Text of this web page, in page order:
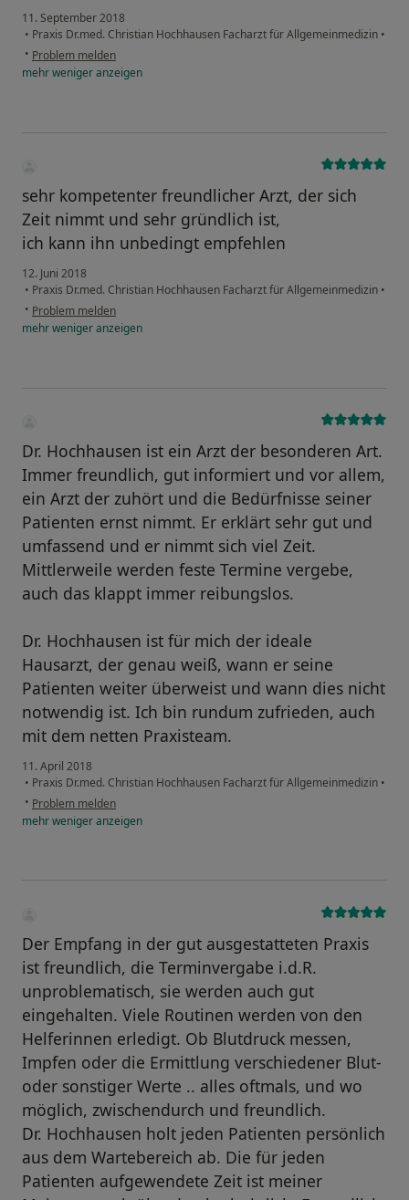
11. September 2018
• Praxis Dr.med. Christian Hochhausen Facharzt für Allgemeinmedizin •
• Problem melden
mehrwenigeranzeigen
sehr kompetenter freundlicher Arzt, der sich
Zeit nimmt und sehr gründlich ist,
ich kann ihn unbedingt empfehlen
12. Juni 2018
• Praxis Dr.med. Christian Hochhausen Facharzt für Allgemeinmedizin •
• Problem melden
mehrwenigeranzeigen
Dr. Hochhausen ist ein Arzt der besonderen Art.
Immer freundlich, gut informiert und vor allem,
ein Arzt der zuhört und die Bedürfnisse seiner
Patienten ernst nimmt. Er erklärt sehr gut und
umfassend und er nimmt sich viel Zeit.
Mittlerweile werden feste Termine vergebe,
auch das klappt immer reibungslos.
Dr. Hochhausen ist für mich der ideale
Hausarzt, der genau weiß, wann er seine
Patienten weiter überweist und wann dies nicht
notwendig ist. Ich bin rundum zufrieden, auch
mit dem netten Praxisteam.
11. April 2018
• Praxis Dr.med. Christian Hochhausen Facharzt für Allgemeinmedizin •
• Problem melden
mehrwenigeranzeigen
Der Empfang in der gut ausgestatteten Praxis
ist freundlich, die Terminvergabe i.d.R.
unproblematisch, sie werden auch gut
eingehalten. Viele Routinen werden von den
Helferinnen erledigt. Ob Blutdruck messen,
Impfen oder die Ermittlung verschiedener Blut-
oder sonstiger Werte .. alles oftmals, und wo
möglich, zwischendurch und freundlich.
Dr. Hochhausen holt jeden Patienten persönlich
aus dem Wartebereich ab. Die für jeden
Patienten aufgewendete Zeit ist meiner